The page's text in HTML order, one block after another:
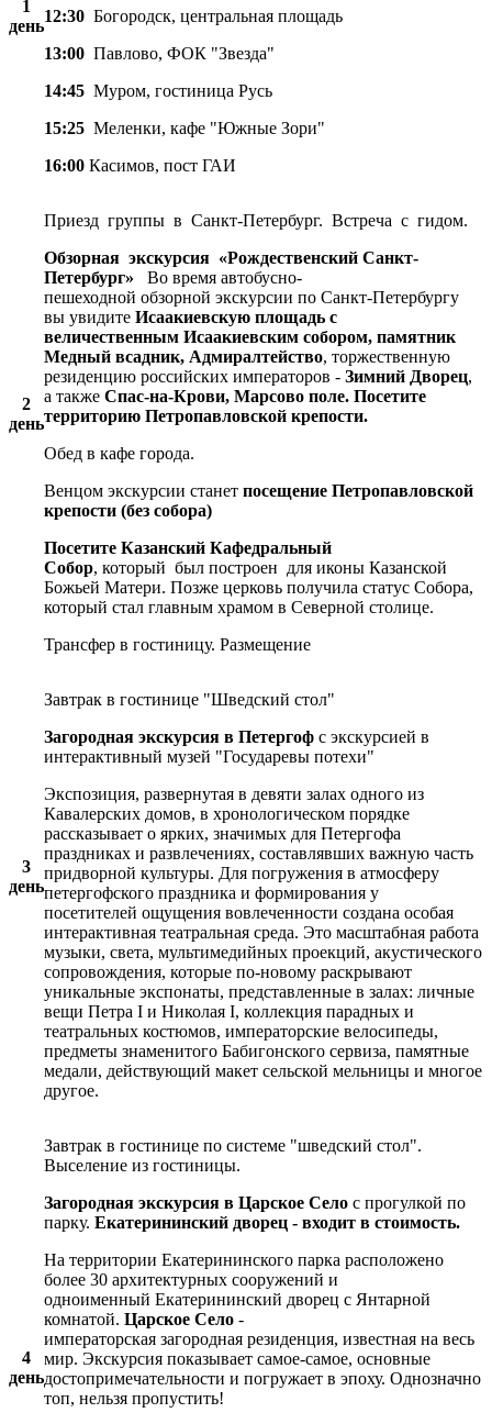
1
день
12:30 Богородск, центральная площадь
13:00 Павлово, ФОК "Звезда"
14:45 Муром, гостиница Русь
15:25 Меленки, кафе "Южные Зори"
16:00 Касимов, пост ГАИ
2
день
Приезд группы в Санкт-Петербург. Встреча с гидом.
Обзорная экскурсия «Рождественский Санкт-
Петербург»
Во время автобусно-
пешеходной обзорной экскурсии по Санкт-Петербургу
вы увидите Исаакиевскую площадь с
величественным Исаакиевским собором, памятник
Медный всадник, Адмиралтейство, торжественную
резиденцию российских императоров - Зимний Дворец,
а также Спас-на-Крови, Марсово поле. Посетите
территорию Петропавловской крепости.
Обед в кафе города.
Венцом экскурсии станет посещение Петропавловской
крепости (без собора)
Посетите Казанский Кафедральный
Собор, который был построен для иконы Казанской
Божьей Матери. Позже церковь получила статус Собора,
который стал главным храмом в Северной столице.
Трансфер в гостиницу. Размещение
3
день
Завтрак в гостинице "Шведский стол"
Загородная экскурсия в Петергоф с экскурсией в
интерактивный музей "Государевы потехи"
Экспозиция, развернутая в девяти залах одного из
Кавалерских домов, в хронологическом порядке
рассказывает о ярких, значимых для Петергофа
праздниках и развлечениях, составлявших важную часть
придворной культуры. Для погружения в атмосферу
петергофского праздника и формирования у
посетителей ощущения вовлеченности создана особая
интерактивная театральная среда. Это масштабная работа
музыки, света, мультимедийных проекций, акустического
сопровождения, которые по-новому раскрывают
уникальные экспонаты, представленные в залах: личные
вещи Петра I и Николая I, коллекция парадных и
театральных костюмов, императорские велосипеды,
предметы знаменитого Бабигонского сервиза, памятные
медали, действующий макет сельской мельницы и многое
другое.
4
день
Завтрак в гостинице по системе "шведский стол".
Выселение из гостиницы.
Загородная экскурсия в Царское Село с прогулкой по
парку. Екатерининский дворец - входит в стоимость.
На территории Екатерининского парка расположено
более 30 архитектурных сооружений и
одноименный Екатерининский дворец с Янтарной
комнатой. Царское Село -
императорская загородная резиденция, известная на весь
мир. Экскурсия показывает самое-самое, основные
достопримечательности и погружает в эпоху. Однозначно
топ, нельзя пропустить!